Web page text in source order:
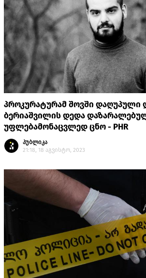
პროკურატურამ შოვში დაღუპული
ბერიაშვილის დედა
უფლებამონაცვლედ ცნო - PHR
პუბლიკა
21:18, 18 აგვისტო, 2023